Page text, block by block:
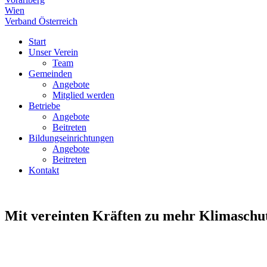
Wien
Verband Österreich
Start
Unser Verein
Team
Gemeinden
Angebote
Mitglied werden
Betriebe
Angebote
Beitreten
Bildungseinrichtungen
Angebote
Beitreten
Kontakt
Mit vereinten Kräften zu mehr